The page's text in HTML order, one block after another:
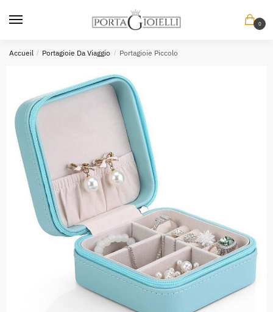
0
Accueil / Portagioie Da Viaggio / Portagioie Piccolo